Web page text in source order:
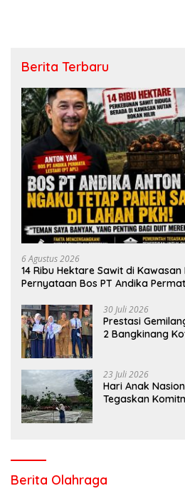
Berita Terbaru
6 Agustus 2026
14 Ribu Hektare Sawit di
Pernyataan Bos PT Andika
30 Juli 2026
Prestasi
2 Bangkinang
23 Juli 2026
Hari Anak
Tegaskan
Berita Olahraga